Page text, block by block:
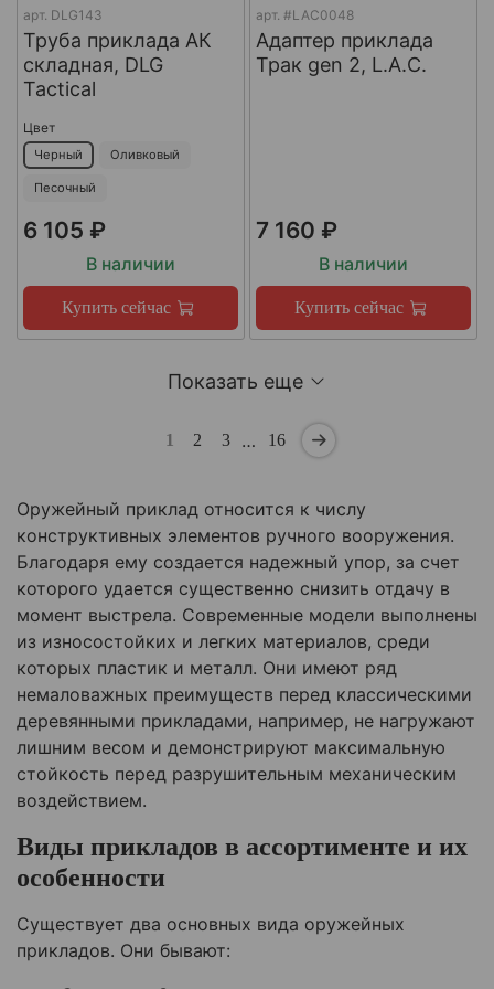
арт. DLG143
Труба приклада АК
складная, DLG
Tactical
Цвет
Черный Оливковый
Песочный
6 105 ₽
В наличии
Купить сейчас
арт. #LAC0048
Адаптер приклада
Трак gen 2, L.A.C.
7 160 ₽
В наличии
Купить сейчас
Показать еще
1 2 3 … 16
Оружейный приклад относится к числу
конструктивных элементов ручного вооружения.
Благодаря ему создается надежный упор, за счет
которого удается существенно снизить отдачу в
момент выстрела. Современные модели выполнены
из износостойких и легких материалов, среди
которых пластик и металл. Они имеют ряд
немаловажных преимуществ перед классическими
деревянными прикладами, например, не нагружают
лишним весом и демонстрируют максимальную
стойкость перед разрушительным механическим
воздействием.
Виды прикладов в ассортименте и их
особенности
Существует два основных вида оружейных
прикладов. Они бывают: